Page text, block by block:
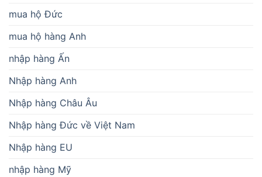
mua hộ Đức
mua hộ hàng Anh
nhập hàng Ấn
Nhập hàng Anh
Nhập hàng Châu Âu
Nhập hàng Đức về Việt Nam
Nhập hàng EU
nhập hàng Mỹ